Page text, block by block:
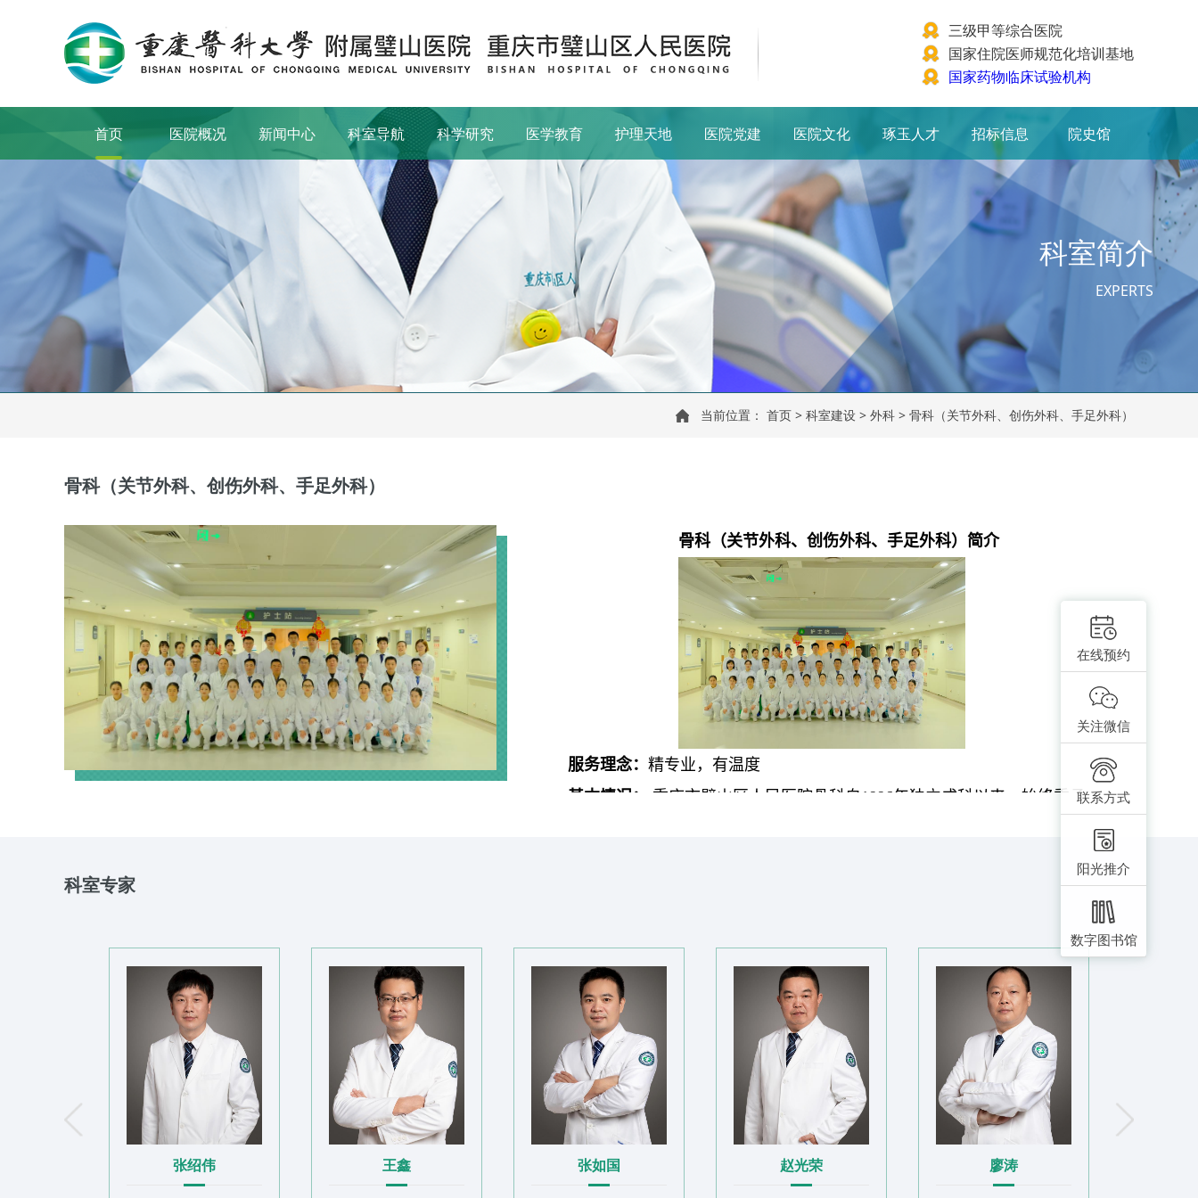
三级甲等综合医院
国家住院医师规范化培训基地
国家药物临床试验机构
首页 医院概况 新闻中心 科室导航 科学研究 医学教育 护理天地 医院党建 医院文化 琢玉人才 招标信息 院史馆
在线预约
关注微信
联系方式
阳光推介
数字图书馆
科室简介
EXPERTS
当前位置： 首页 > 科室建设 > 外科 > 骨科（关节外科、创伤外科、手足外科）
骨科（关节外科、创伤外科、手足外科）
骨科（关节外科、创伤外科、手足外科） 简介
服务理念：精专业 ， 有温度
基本情况： 重庆市璧山区人民医院骨科自1996年独立成科以来，始终秉承
“以患者为中心”的服务理念，累计开展各类骨科手术数万例，年均收治住院患者
超4000人，年手术量达2000余台次，其中四级手术占比约33%，先后开展新技术
外科、创伤外科、手足外科）病区设于住院部14楼A、B区，现编制床位85张，开
放床位90张。配备3820㎡业务用房，是璧山区骨科质控中心、璧山区创伤医学质
控中心。2017年获评重庆市临床重点专科，2019年创建为重庆市区域重点学科，
是骨科微创技术专科联盟、重庆市骨科学专科联盟、西部小儿骨科联盟、西部骨
科专科联盟、西部骨科护理专科联盟、新桥骨科专科联盟理事单位、中国医师协
会手外科分会委员单位、中国西部地区手外科学术委员会常任委员单位、重庆市
医院协会显微外科专业委员会委员单位、遵义医科大学附属医院糖尿病足专病联
盟单位、肢体矫治手术类别残疾儿童康复救助定点服务机构、重庆市璧山区显微
外科中心。2024年荣获国际骨质疏松基金会（IOF）骨折联络服务项目铜牌认证医
科室专家
彭李华 张绍伟 王鑫 张如国 赵光荣